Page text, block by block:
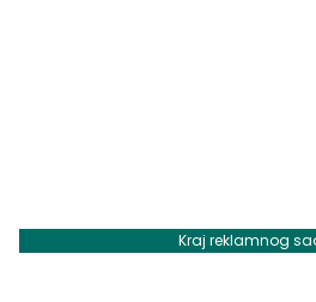
Kraj reklamnog